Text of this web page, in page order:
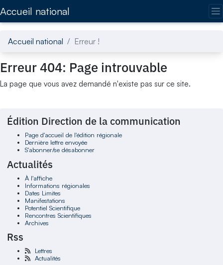
Accueil national
Accueil national Erreur !
Erreur 404: Page introuvable
La page que vous avez demandé n'existe pas sur ce site.
Édition Direction de la communication
Page d'accueil de l'édition régionale
Dernière lettre envoyée
S'abonner/se désabonner
Actualités
À l'affiche
Informations régionales
Dates Limites
Manifestations
Potentiel Scientifique
Rencontres Scientifiques
Archives
Rss
Lettres
Actualités